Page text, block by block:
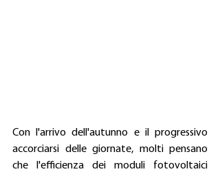
Con l'arrivo dell'autunno e il progressivo
accorciarsi delle giornate, molti pensano
che l'efficienza dei moduli fotovoltaici